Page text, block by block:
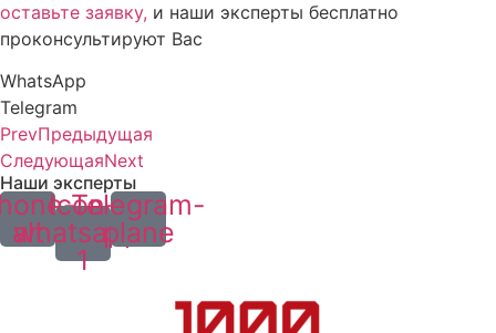
оставьте заявку, и наши эксперты бесплатно
проконсультируют Вас
WhatsApp
Telegram
PrevПредыдущая
СледующаяNext
Наши эксперты
alt
Icon-
whatsapp-
1
Telegram-
plane